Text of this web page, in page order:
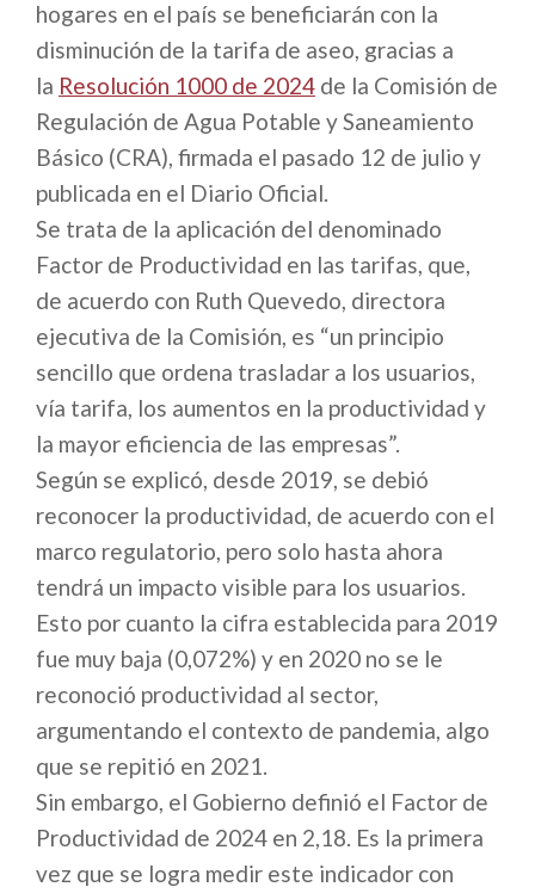
hogares en el país se beneficiarán con la
disminución de la tarifa de aseo, gracias a
la Resolución 1000 de 2024 de la Comisión de
Regulación de Agua Potable y Saneamiento
Básico (CRA), firmada el pasado 12 de julio y
publicada en el Diario Oficial.
Se trata de la aplicación del denominado
Factor de Productividad en las tarifas, que,
de acuerdo con Ruth Quevedo, directora
ejecutiva de la Comisión, es “un principio
sencillo que ordena trasladar a los usuarios,
vía tarifa, los aumentos en la productividad y
la mayor eficiencia de las empresas”.
Según se explicó, desde 2019, se debió
reconocer la productividad, de acuerdo con el
marco regulatorio, pero solo hasta ahora
tendrá un impacto visible para los usuarios.
Esto por cuanto la cifra establecida para 2019
fue muy baja (0,072%) y en 2020 no se le
reconoció productividad al sector,
argumentando el contexto de pandemia, algo
que se repitió en 2021.
Sin embargo, el Gobierno definió el Factor de
Productividad de 2024 en 2,18. Es la primera
vez que se logra medir este indicador con